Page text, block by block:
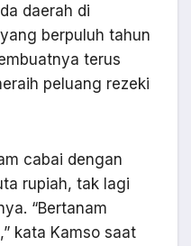
daerah di
berpuluh tahun
terus
peluang rezeki
cabai dengan
rupiah, tak lagi
“Bertanam
kata Kamso saat